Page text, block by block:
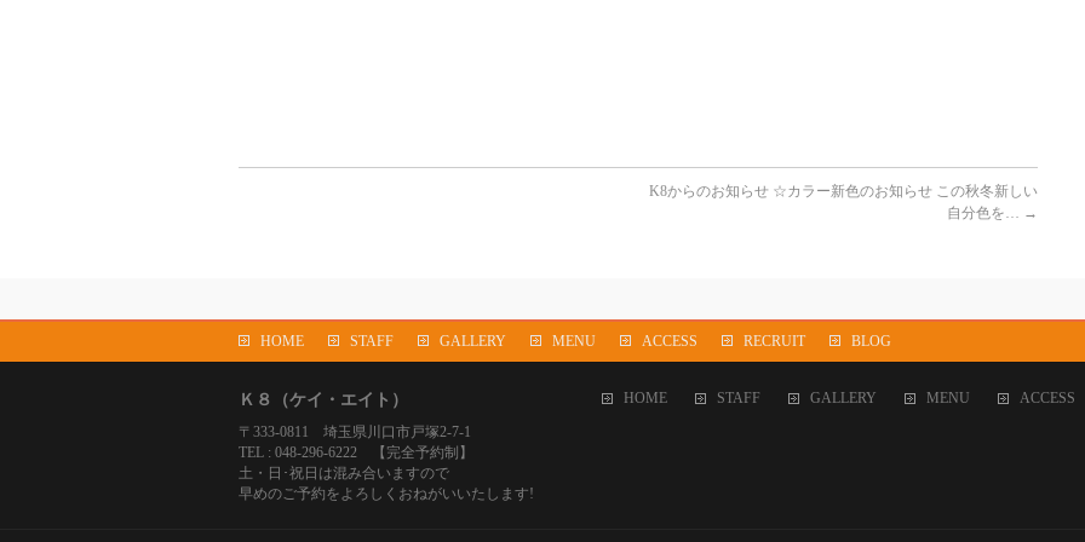
K8からのお知らせ ☆カラー新色のお知らせ この秋冬新しい
自分色を… →
HOME STAFF GALLERY MENU ACCESS RECRUIT BLOG
Ｋ８（ケイ・エイト）
〒333-0811 埼玉県川口市戸塚2-7-1
TEL : 048-296-6222 【完全予約制】
土・日･祝日は混み合いますので
早めのご予約をよろしくおねがいいたします!
HOME STAFF GALLERY MENU ACCESS